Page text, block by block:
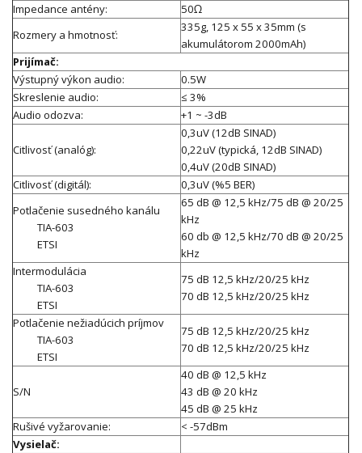
Impedance antény:
50Ω
Rozmery a hmotnosť:
335g, 125 x 55 x 35mm (s
akumulátorom 2000mAh)
Prijímač:
Výstupný výkon audio:
0.5W
Skreslenie audio:
≤ 3%
Audio odozva:
+1 ~ -3dB
Citlivosť (analóg):
0,3uV (12dB SINAD)
0,22uV (typická, 12dB SINAD)
0,4uV (20dB SINAD)
Citlivosť (digitál):
0,3uV (%5 BER)
Potlačenie susedného kanálu
TIA-603
ETSI
65 dB @ 12,5 kHz/75 dB @ 20/25
kHz
60 db @ 12,5 kHz/70 dB @ 20/25
kHz
Intermodulácia
TIA-603
ETSI
75 dB 12,5 kHz/20/25 kHz
70 dB 12,5 kHz/20/25 kHz
Potlačenie nežiadúcich príjmov
TIA-603
ETSI
75 dB 12,5 kHz/20/25 kHz
70 dB 12,5 kHz/20/25 kHz
S/N
40 dB @ 12,5 kHz
43 dB @ 20 kHz
45 dB @ 25 kHz
Rušivé vyžarovanie:
< -57dBm
Vysielač: